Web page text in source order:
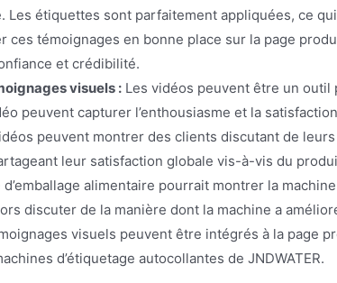
Les étiquettes sont parfaitement appliquées, ce
ces témoignages en bonne place sur la page
et crédibilité.
visuels : Les vidéos peuvent être un outil
peuvent capturer l’enthousiasme et la
peuvent montrer des clients discutant de
leur satisfaction globale vis-à-vis du
d’emballage alimentaire pourrait montrer la
discuter de la manière dont la machine a
visuels peuvent être intégrés à la page
d’étiquetage autocollantes de JNDWATER.